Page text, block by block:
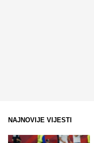
NAJNOVIJE VIJESTI